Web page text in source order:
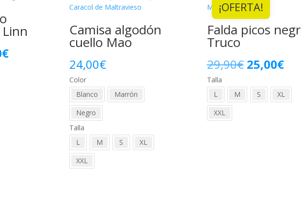
€El
Camisa algodón
cuello Mao
24,00€
Color
Blanco
Marrón
Negro
Talla
L
M S
XL
XXL
¡OFERTA!
Falda picos
Truco
29,90€ El
precio
original
25,00€El
Talla
L
M S
XL
XXL